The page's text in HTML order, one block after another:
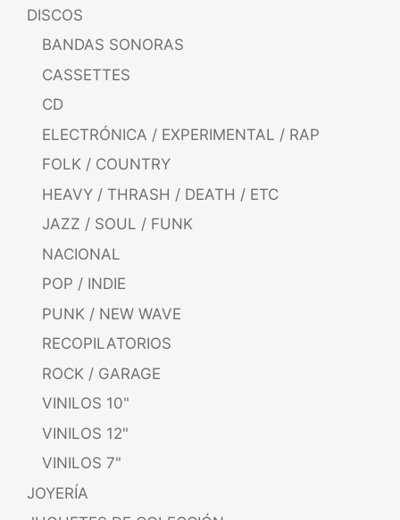
DISCOS
BANDAS SONORAS
CASSETTES
CD
ELECTRÓNICA / EXPERIMENTAL / RAP
FOLK / COUNTRY
HEAVY / THRASH / DEATH / ETC
JAZZ / SOUL / FUNK
NACIONAL
POP / INDIE
PUNK / NEW WAVE
RECOPILATORIOS
ROCK / GARAGE
VINILOS 10"
VINILOS 12"
VINILOS 7"
JOYERÍA